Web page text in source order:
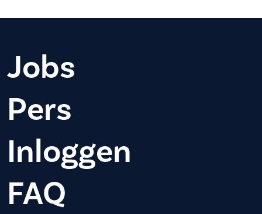
Jobs
Pers
Inloggen
FAQ